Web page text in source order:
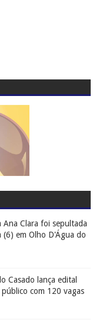
Clara foi sepultada
em Olho D'Água do
Casado lança edital
com 120 vagas